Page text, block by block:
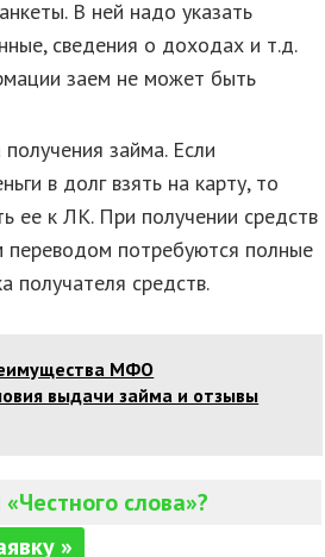
В ней надо указать
сведения о доходах и т.д.
заем не может быть
займа. Если
в долг взять на карту, то
ее к ЛК. При получении средств
переводом потребуются полные
получателя средств.
МФО
выдачи займа и отзывы
слова»?
»